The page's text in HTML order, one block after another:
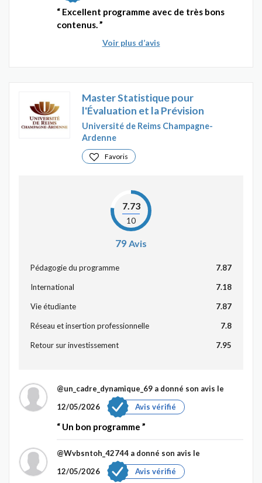
Excellent programme avec de très bons
contenus.
Voir plus d’avis
Master Statistique pour
l'Évaluation et la Prévision
Université de Reims Champagne-
Ardenne
Favoris
7.73
10
79Avis
Pédagogie du programme 7.87
International 7.18
Vie étudiante 7.87
Réseau et insertion professionnelle 7.8
Retour sur investissement 7.95
@un_cadre_dynamique_69 a donné son avis le
12/05/2026
Avis vérifié
Un bon programme
@Wvbsntoh_42744 a donné son avis le
12/05/2026
Avis vérifié